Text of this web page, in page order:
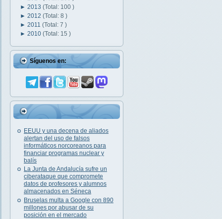
► 2013 (Total: 100 )
► 2012 (Total: 8 )
► 2011 (Total: 7 )
► 2010 (Total: 15 )
Síguenos en:
EEUU y una decena de aliados
alertan del uso de falsos
informáticos norcoreanos para
financiar programas nuclear y
balís
La Junta de Andalucía sufre un
ciberataque que compromete
datos de profesores y alumnos
almacenados en Séneca
Bruselas multa a Google con 890
millones por abusar de su
posición en el mercado